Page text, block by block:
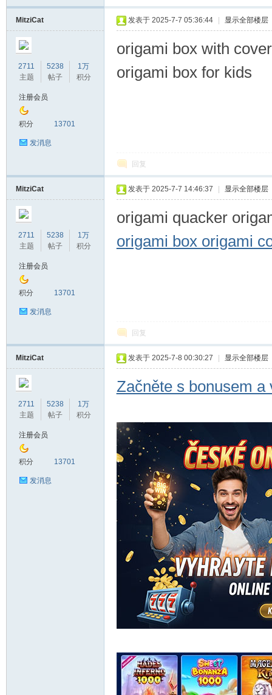
MitziCat
2711
主题
5238
帖子
1万
积分
注册会员
积分 13701
发消息
发表于 2025-7-7 05:36:44 显示全部楼层
origami box with
origami box for kids
回复
MitziCat
2711
主题
5238
帖子
1万
积分
注册会员
积分 13701
发消息
发表于 2025-7-7 14:46:37 显示全部楼层
origami quacker
origami box origami
回复
MitziCat
2711
主题
5238
帖子
1万
积分
注册会员
积分 13701
发消息
发表于 2025-7-8 00:30:27 显示全部楼层
Začněte s bonusem